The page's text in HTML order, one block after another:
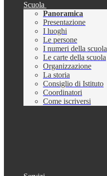
Scuola
Panoramica
Presentazione
I luoghi
Le persone
I numeri della scuola
Le carte della scuola
Organizzazione
La storia
Consiglio di Istituto
Coordinatori
Come iscriversi